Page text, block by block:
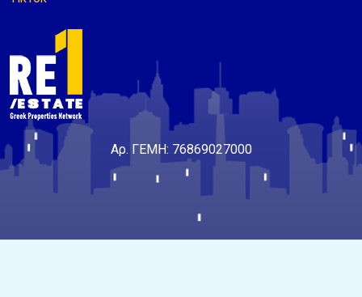
Αρ. ΓΕΜΗ: 76869027000